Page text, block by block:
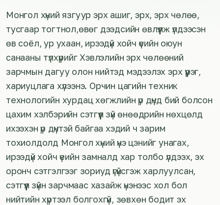
Монгол хүний язгуур эрх ашиг, эрх, эрх чөлөө,
тусгаар тогтнол,өвөг дээдсийн өвлүүлж үлдээсэн
өв соёл, ур ухаан, ирээдүй хойч үеийн оюун
санааны түлхүүрийг Хэвлэлийн эрх чөлөөний
зарчмын дагуу олон нийтэд мэдээлэх эрх үүрэг,
хариуцлага хүлээнэ. Орчин цагийн техник
технологийн хурдац хөгжлийн үр дүнд бий болсон
цахим хэлбэрийн сэтгүүл зүй өнөөдрийн нөхцөлд
ихээхэн үр дүнтэй байгаа хэдий ч зарим
тохиолдолд Монгол хүний үнэ цэнийг унагах,
ирээдүй хойч үеийн замналд хар толбо үлдээх, эх
оронч сэтгэлгээг зориуд үгүйсгэж харлуулсан,
сэтгүүл зүйн зарчмаас хазайж үнэнээс хол бол
нийтийн хүртээл болгохгүй, зөвхөн бодит эх